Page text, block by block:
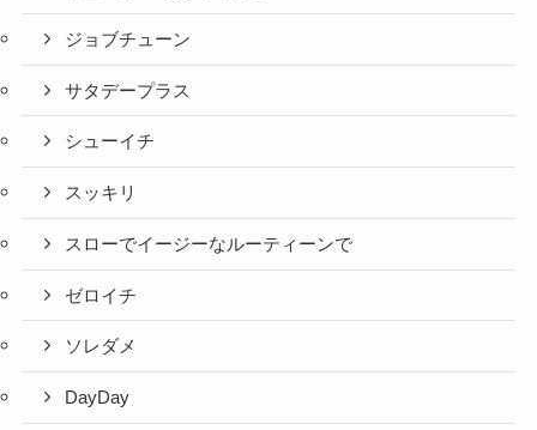
ジョブチューン
サタデープラス
シューイチ
スッキリ
スローでイージーなルーティーンで
ゼロイチ
ソレダメ
DayDay